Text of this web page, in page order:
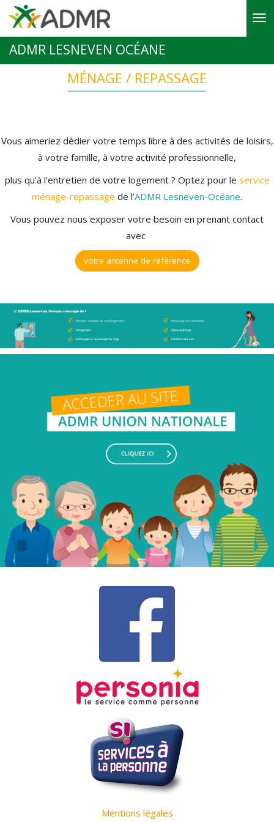
Aller au contenu principal
ADMR LESNEVEN OCÉANE
MÉNAGE / REPASSAGE
Vous aimeriez dédier votre temps libre à des activités de loisirs,
à votre famille, à votre activité professionnelle,
plus qu’à l’entretien de votre logement ? Optez pour le service
ménage-repassage de l’ADMR Lesneven-Océane.
Vous pouvez nous exposer votre besoin en prenant contact
avec
votre antenne de référence
Mentions légales